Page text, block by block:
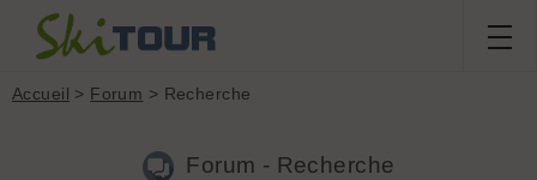
Accueil > Forum > Recherche
Forum - Recherche